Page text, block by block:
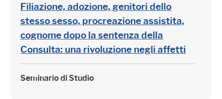
Filiazione, adozione, genitori dello
stesso sesso, procreazione assistita,
cognome dopo la sentenza della
Consulta: una rivoluzione negli affetti
Seminario di Studio